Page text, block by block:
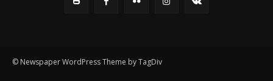
© Newspaper WordPress Theme by TagDiv